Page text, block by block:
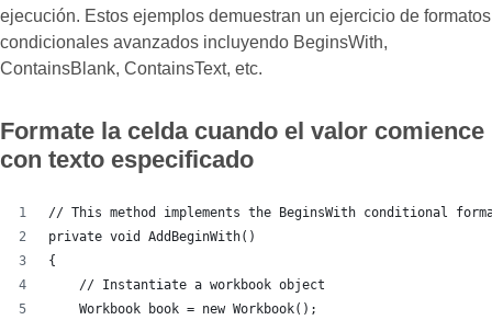
ejecución. Estos ejemplos demuestran un ejercicio de formatos
condicionales avanzados incluyendo BeginsWith,
ContainsBlank, ContainsText, etc.
Formate la celda cuando el valor comience
con texto especificado
// This method implements the BeginsWith conditional
private void AddBeginWith()
{
    // Instantiate a workbook object
    Workbook book = new Workbook();